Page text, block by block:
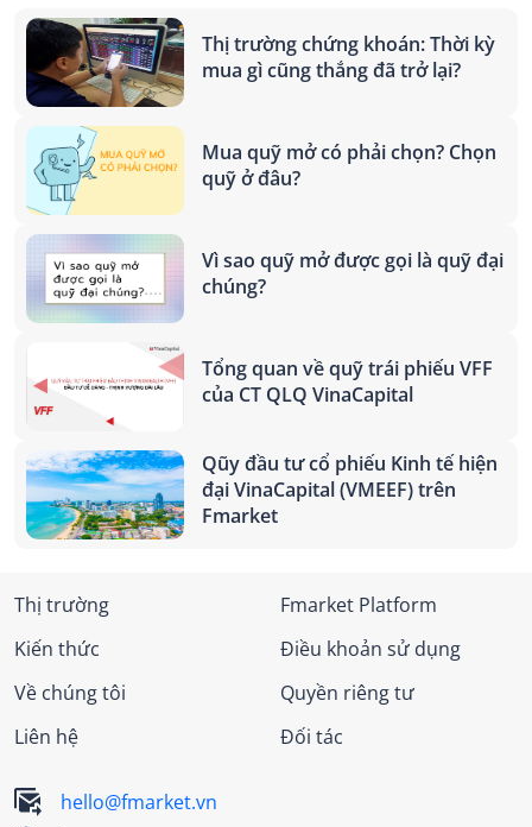
Thị trường chứng khoán: Thời kỳ
mua gì cũng thắng đã trở lại?
Mua quỹ mở có phải chọn? Chọn
quỹ ở đâu?
Vì sao quỹ mở được gọi là quỹ đại
chúng?
Tổng quan về quỹ trái phiếu VFF
của CT QLQ VinaCapital
Qũy đầu tư cổ phiếu Kinh tế hiện
đại VinaCapital (VMEEF) trên
Fmarket
Thị trường
Kiến thức
Về chúng tôi
Liên hệ
Fmarket Platform
Điều khoản sử dụng
Quyền riêng tư
Đối tác
hello@fmarket.vn